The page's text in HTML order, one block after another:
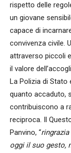
rispetto delle
un giovane
capace di
convivenza civile.
attraverso piccoli
il valore
La Polizia di
quanto accaduto,
contribuiscono a
reciproca. Il
Panvino, “
oggi il suo gesto,